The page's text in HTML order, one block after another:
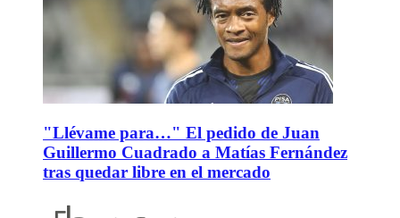
"Llévame para…" El pedido de Juan
Guillermo Cuadrado a Matías Fernández
tras quedar libre en el mercado